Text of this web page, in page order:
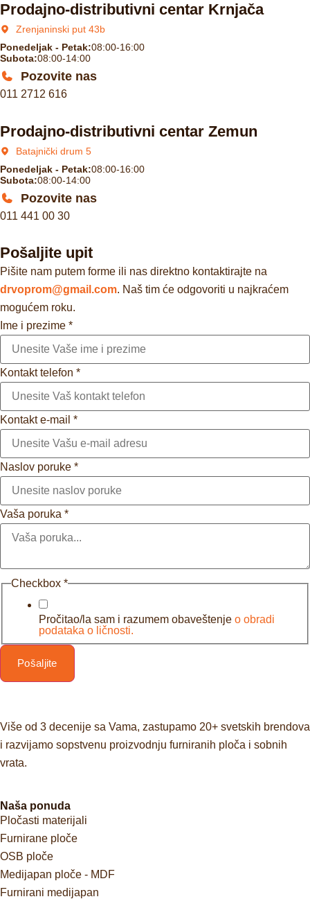
Prodajno-distributivni centar Krnjača
Zrenjaninski put 43b
Ponedeljak - Petak:08:00-16:00
Subota:08:00-14:00
Pozovite nas
011 2712 616
Prodajno-distributivni centar Zemun
Batajnički drum 5
Ponedeljak - Petak:08:00-16:00
Subota:08:00-14:00
Pozovite nas
011 441 00 30
Pošaljite upit
Pišite nam putem forme ili nas direktno kontaktirajte na
drvoprom@gmail.com. Naš tim će odgovoriti u najkraćem
mogućem roku.
Ime i prezime *
Kontakt telefon *
Kontakt e-mail *
Naslov poruke *
Vaša poruka *
Checkbox *
Pročitao/la sam i razumem obaveštenje o obradi
podataka o ličnosti.
Pošaljite
Više od 3 decenije sa Vama, zastupamo 20+ svetskih brendova
i razvijamo sopstvenu proizvodnju furniranih ploča i sobnih
vrata.
Naša ponuda
Pločasti materijali
Furnirane ploče
OSB ploče
Medijapan ploče - MDF
Furnirani medijapan